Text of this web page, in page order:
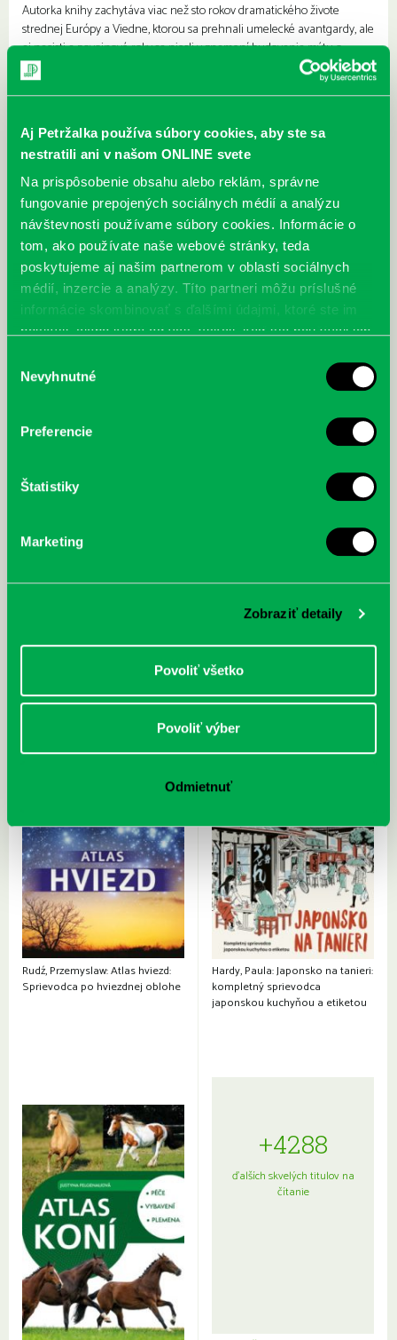
Aj Petržalka používa súbory cookies, aby ste sa
nestratili ani v našom ONLINE svete
Na prispôsobenie obsahu alebo reklám, správne
fungovanie prepojených sociálnych médií a analýzu
návštevnosti používame súbory cookies. Informácie o
tom, ako používate naše webové stránky, teda
poskytujeme aj našim partnerom v oblasti sociálnych
médií, inzercie a analýzy. Títo partneri môžu príslušné
informácie skombinovať s ďalšími údajmi, ktoré ste im
poskytli, alebo ktoré od vás získali, keď ste používali ich
súhlasu
Nevyhnutné
Preferencie
Štatistiky
Marketing
Zobraziť detaily
Povoliť všetko
Povoliť výber
Odmietnuť
Autorka knihy zachytáva viac než sto rokov dramatického živote
strednej Európy a Viedne, ktorou sa prehnali umelecké avantgardy, ale
aj nacisti a povojnové roky sa niesli v znamení budovania mýtu o
Rakúsku ako prvej Hitlerovej obeti. Kruté dejiny zmietli časť jej
obyvateľov a s nimi aj všetko, čo kedy mali, vrátane vzácnych
podporovali.
Kniha opisuje príbeh Gustava Klimta, jeho osudových žien a potomkov,
ale aj boj Adelinej netere Marie Altmannovej o navrátenie
ukradnutých obrazov a osudy desiatok významných osobností
európskeho kultúrneho života, ktorých životy sa pretli za nečakaných
okolností.
McGrath, Andy: Tadej Pogačar:
Bárdy, Peter: Radičová
Rudź, Przemyslaw: Atlas hviezd:
Sprievodca po hviezdnej oblohe
Hardy, Paula: Japonsko na tanieri:
kompletný sprievodca
japonskou kuchyňou a etiketou
+4288
ďalších skvelých titulov na
čítanie